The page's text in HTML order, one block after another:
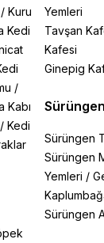
/ Kuru
Kedi
/
Kabı
/ Kedi
Yemleri
Tavşan
Kafesi
Ginepig
Sürüngen
Sürüngen
Sürüngen
Yemleri /
Sürüngen